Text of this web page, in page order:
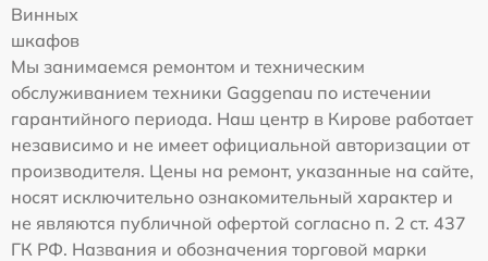
Винных
шкафов
Мы занимаемся ремонтом и техническим
обслуживанием техники Gaggenau по истечении
гарантийного периода. Наш центр в Кирове работает
независимо и не имеет официальной авторизации от
производителя. Цены на ремонт, указанные на сайте,
носят исключительно ознакомительный характер и
не являются публичной офертой согласно п. 2 ст. 437
ГК РФ. Названия и обозначения торговой марки